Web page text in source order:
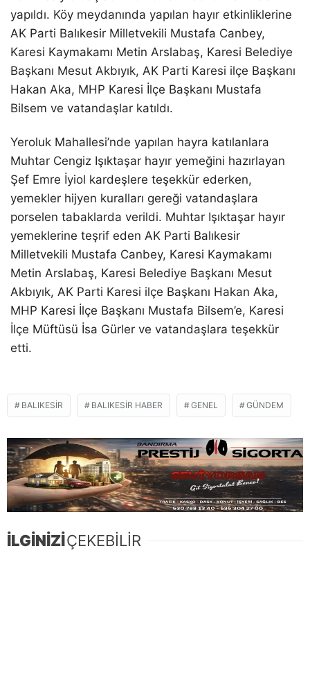
yapıldı. Köy meydanında yapılan hayır etkinliklerine
AK Parti Balıkesir Milletvekili Mustafa Canbey,
Karesi Kaymakamı Metin Arslabaş, Karesi Belediye
Başkanı Mesut Akbıyık, AK Parti Karesi ilçe Başkanı
Hakan Aka, MHP Karesi İlçe Başkanı Mustafa
Bilsem ve vatandaşlar katıldı.
Yeroluk Mahallesi’nde yapılan hayra katılanlara
Muhtar Cengiz Işıktaşar hayır yemeğini hazırlayan
Şef Emre İyiol kardeşlere teşekkür ederken,
yemekler hijyen kuralları gereği vatandaşlara
porselen tabaklarda verildi. Muhtar Işıktaşar hayır
yemeklerine teşrif eden AK Parti Balıkesir
Milletvekili Mustafa Canbey, Karesi Kaymakamı
Metin Arslabaş, Karesi Belediye Başkanı Mesut
Akbıyık, AK Parti Karesi ilçe Başkanı Hakan Aka,
MHP Karesi İlçe Başkanı Mustafa Bilsem’e, Karesi
İlçe Müftüsü İsa Gürler ve vatandaşlara teşekkür
etti.
BALIKESIR BALIKESIR HABER GENEL GÜNDEM
İLGİNİZİÇEKEBİLİR